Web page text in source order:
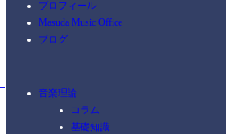
プロフィール
Masuda Music Office
ブログ
音楽理論
コラム
基礎知識